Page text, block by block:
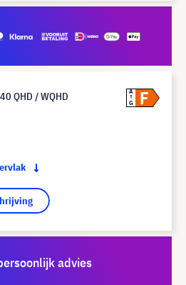
QHD / WQHD
A
G
F
advies